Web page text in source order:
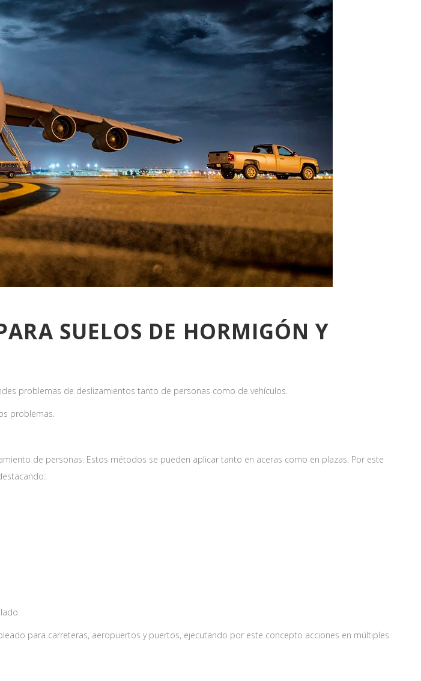
SUELOS DE HORMIGÓN Y
problemas de deslizamientos tanto de personas como de vehículos.
problemas.
de personas. Estos métodos se pueden aplicar tanto en aceras como en plazas. Por este
para carreteras, aeropuertos y puertos, ejecutando por este concepto acciones en múltiples